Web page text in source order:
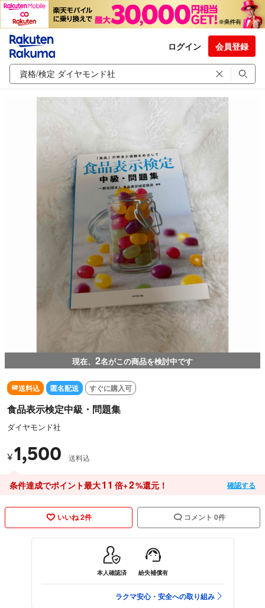
ログイン 会員登録
現在、 2名がこの商品を検討中です
送料込 匿名配送 すぐに購入可
食品表示検定中級・問題集
ダイヤモンド社
¥1,500 送料込
条件達成でポイント最大11 倍+2%還元！ 確認する
いいね 2件 コメント 0件
本人確認済 紛失補償有
ラクマ安心・安全への取り組み